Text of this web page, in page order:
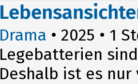
Drama • 2025 • 1
Legebatterien
Deshalb ist es